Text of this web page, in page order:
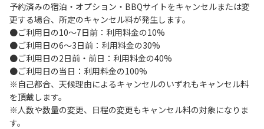
２.利用上のルールを遵守いただき、ご自身で事故防止に努め
てください。
３.受付時にお渡しする駐車プレートを駐車車輌のダッシュボ
ードの見やすい場所に置き、指定の場所へ駐車してくださ
い。
４.駐車中は必ずエンジンをお切りください。
５.ヴィレッジ場内を車で移動する場合は、徐行運転
（5km/h以下）を行ってください。
６.施設内は土足禁止です。
７.コテージ・団体宿泊棟内は禁煙です。喫煙は指定の場所で
予約済みの宿泊・オプション・BBQサイトをキャンセルまたは変
更する場合、所定のキャンセル料が発生します。
●ご利用日の10～7日前：利用料金の10%
●ご利用日の6～3日前：利用料金の30%
●ご利用日の2日前・前日：利用料金の40%
●ご利用日の当日：利用料金の100%
※自己都合、天候理由によるキャンセルのいずれもキャンセル料
を頂戴します。
※人数や数量の変更、日程の変更もキャンセル料の対象になりま
す。